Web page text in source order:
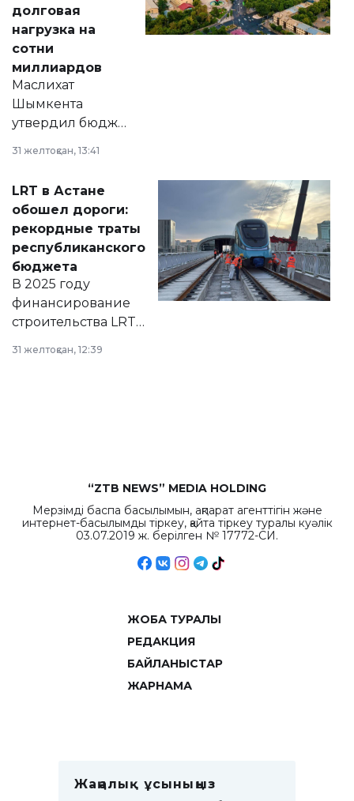
долговая
нагрузка на
сотни
миллиардов
Маслихат
Шымкента
утвердил бюджет
2028 годы.
документ
появился в базе
нормативных
правовых актов и
на сайте маслихат
города.
31 желтоқсан, 13:41
LRT в Астане
обошел дороги:
рекордные траты
республиканского
бюджета
В 2025 году
финансирование
строительства LRT
республиканского
31 желтоқсан, 12:39
“ZTB NEWS” MEDIA HOLDING
Мерзімді баспа басылымын, ақпарат агенттігін және
интернет-басылымды тіркеу, қайта тіркеу туралы куәлік
03.07.2019 ж. берілген № 17772-СИ.
ЖОБА ТУРАЛЫ
РЕДАКЦИЯ
БАЙЛАНЫСТАР
ЖАРНАМА
Жаңалық ұсыныңыз